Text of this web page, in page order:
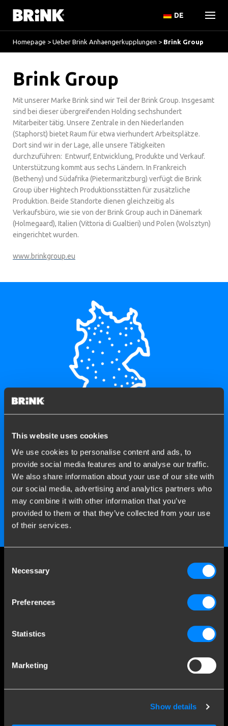
This website uses cookies
We use cookies to personalise content and ads, to
provide social media features and to analyse our traffic.
We also share information about your use of our site with
our social media, advertising and analytics partners who
may combine it with other information that you’ve
provided to them or that they’ve collected from your use
of their services.
Selection
Necessary
Preferences
Statistics
Marketing
Show details
DE
Homepage > Ueber Brink Anhaengerkupplungen > Brink Group
Brink Group
Mit unserer Marke Brink sind wir Teil der Brink Group. Insgesamt
sind bei dieser übergreifenden Holding sechshundert
Mitarbeiter tätig. Unsere Zentrale in den Niederlanden
(Staphorst) bietet Raum für etwa vierhundert Arbeitsplätze.
Dort sind wir in der Lage, alle unsere Tätigkeiten
durchzuführen: Entwurf, Entwicklung, Produkte und Verkauf.
Unterstützung kommt aus sechs Ländern. In Frankreich
(Betheny) und Südafrika (Pietermaritzburg) verfügt die Brink
Group über Hightech Produktionsstätten für zusätzliche
Produktion. Beide Standorte dienen gleichzeitig als
Verkaufsbüro, wie sie von der Brink Group auch in Dänemark
(Holmegaard), Italien (Vittoria di Gualtieri) und Polen (Wolsztyn)
eingerichtet wurden.
www.brinkgroup.eu
Brink hat über 150
zertifizierte
Montagestationen in Ihrer
Nähe
Alle Montagepunkte anzeigen
Social media
Laufenden
Mehr als 120 Jahre Expertise